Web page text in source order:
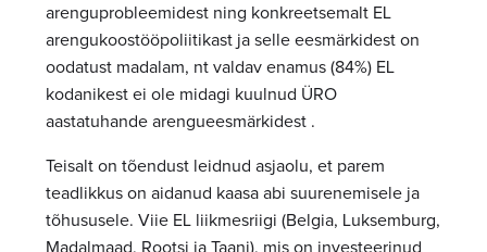
arenguprobleemidest ning konkreetsemalt EL
arengukoostööpoliitikast ja selle eesmärkidest on
oodatust madalam, nt valdav enamus (84%) EL
kodanikest ei ole midagi kuulnud ÜRO
aastatuhande arengueesmärkidest .
Teisalt on tõendust leidnud asjaolu, et parem
teadlikkus on aidanud kaasa abi suurenemisele ja
tõhususele. Viie EL liikmesriigi (Belgia, Luksemburg,
Madalmaad, Rootsi ja Taani), mis on investeerinud